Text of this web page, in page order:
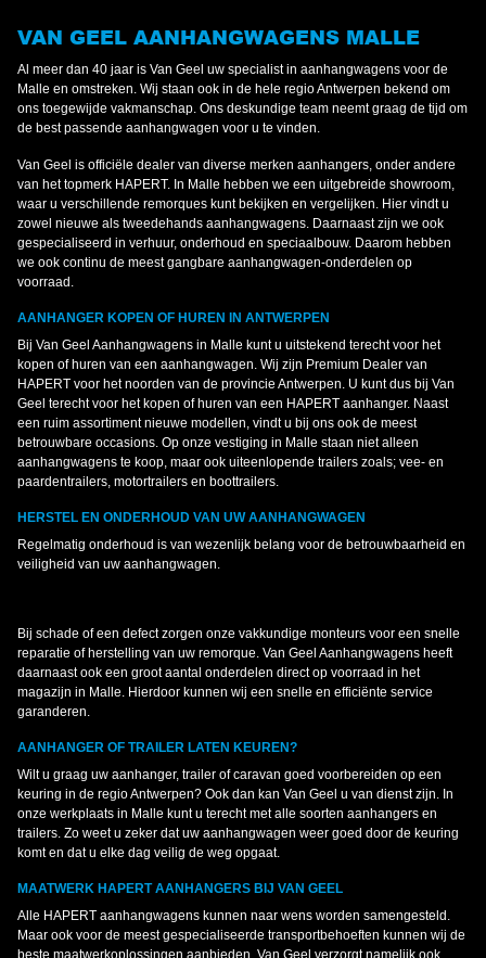
VAN GEEL AANHANGWAGENS MALLE
Al meer dan 40 jaar is Van Geel uw specialist in aanhangwagens voor de
Malle en omstreken. Wij staan ook in de hele regio Antwerpen bekend om
ons toegewijde vakmanschap. Ons deskundige team neemt graag de tijd om
de best passende aanhangwagen voor u te vinden.
Van Geel is officiële dealer van diverse merken aanhangers, onder andere
van het topmerk HAPERT. In Malle hebben we een uitgebreide showroom,
waar u verschillende remorques kunt bekijken en vergelijken. Hier vindt u
zowel nieuwe als tweedehands aanhangwagens. Daarnaast zijn we ook
gespecialiseerd in verhuur, onderhoud en speciaalbouw. Daarom hebben
we ook continu de meest gangbare aanhangwagen-onderdelen op
voorraad.
AANHANGER KOPEN OF HUREN IN ANTWERPEN
Bij Van Geel Aanhangwagens in Malle kunt u uitstekend terecht voor het
kopen of huren van een aanhangwagen. Wij zijn Premium Dealer van
HAPERT voor het noorden van de provincie Antwerpen. U kunt dus bij Van
Geel terecht voor het kopen of huren van een HAPERT aanhanger. Naast
een ruim assortiment nieuwe modellen, vindt u bij ons ook de meest
betrouwbare occasions. Op onze vestiging in Malle staan niet alleen
aanhangwagens te koop, maar ook uiteenlopende trailers zoals; vee- en
paardentrailers, motortrailers en boottrailers.
HERSTEL EN ONDERHOUD VAN UW AANHANGWAGEN
Regelmatig onderhoud is van wezenlijk belang voor de betrouwbaarheid en
veiligheid van uw aanhangwagen.
Bij schade of een defect zorgen onze vakkundige monteurs voor een snelle
reparatie of herstelling van uw remorque. Van Geel Aanhangwagens heeft
daarnaast ook een groot aantal onderdelen direct op voorraad in het
magazijn in Malle. Hierdoor kunnen wij een snelle en efficiënte service
garanderen.
AANHANGER OF TRAILER LATEN KEUREN?
Wilt u graag uw aanhanger, trailer of caravan goed voorbereiden op een
keuring in de regio Antwerpen? Ook dan kan Van Geel u van dienst zijn. In
onze werkplaats in Malle kunt u terecht met alle soorten aanhangers en
trailers. Zo weet u zeker dat uw aanhangwagen weer goed door de keuring
komt en dat u elke dag veilig de weg opgaat.
MAATWERK HAPERT AANHANGERS BIJ VAN GEEL
Alle HAPERT aanhangwagens kunnen naar wens worden samengesteld.
Maar ook voor de meest gespecialiseerde transportbehoeften kunnen wij de
beste maatwerkoplossingen aanbieden. Van Geel verzorgt namelijk ook